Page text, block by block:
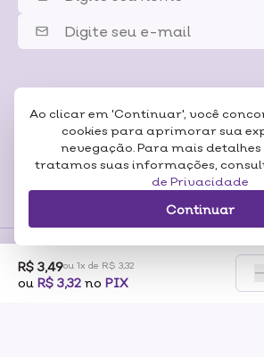
Ao clicar em 'Continuar', você
cookies para aprimorar sua
nevegação. Para mais detalhes
tratamos suas informações,
de Privacidade
Continuar
R$ 3,49ou 1x de R$ 3,32
ou R$ 3,32 no PIX
Certificados